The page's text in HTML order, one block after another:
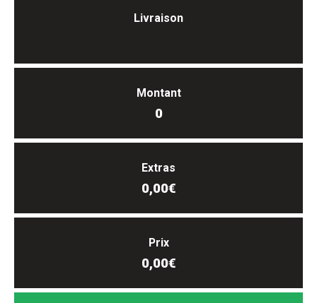
Livraison
Montant
0
Extras
0,00€
Prix
0,00€